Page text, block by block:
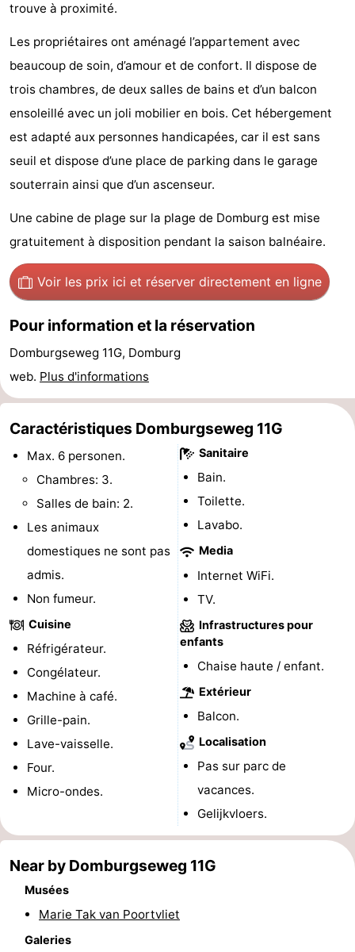
d'hôtes
Chaumières
-
Buitenhof
Domburg
-
Hof
Domburg
-
Westhove
Hôtels
Last
minutes
Plages
Voir
et
faire
Lieux
d'intérêt
-
Musées
Monuments
-
Phares
Points
vue
Attractions
Terrains
de
jeux
Aires
de
jeux
intérieures
-
Bowling
-
Parcours
de
mini-
golf
Centres
de
bien-
être
Villages
&
villes
Nature
Visites
guidées
Sports
-
Faire
trouve à proximité.
Les propriétaires ont aménagé l’appartement avec
beaucoup de soin, d’amour et de confort. Il dispose de
trois chambres, de deux salles de bains et d’un balcon
ensoleillé avec un joli mobilier en bois. Cet hébergement
est adapté aux personnes handicapées, car il est sans
seuil et dispose d’une place de parking dans le garage
souterrain ainsi que d’un ascenseur.
Une cabine de plage sur la plage de Domburg est mise
gratuitement à disposition pendant la saison balnéaire.
Voir les prix ici et réserver directement en ligne
Pour information et la réservation
Domburgseweg 11G, Domburg
web. Plus d'informations
Caractéristiques Domburgseweg 11G
Max. 6 personen.
Chambres: 3.
Salles de bain: 2.
Les animaux
domestiques ne sont pas
admis.
Non fumeur.
Cuisine
Réfrigérateur.
Congélateur.
Machine à café.
Grille-pain.
Lave-vaisselle.
Four.
Micro-ondes.
Sanitaire
Bain.
Toilette.
Lavabo.
Media
Internet WiFi.
TV.
Infrastructures pour
enfants
Chaise haute / enfant.
Extérieur
Balcon.
Localisation
Pas sur parc de
vacances.
Gelijkvloers.
Near by Domburgseweg 11G
Musées
Marie Tak van Poortvliet
Galeries